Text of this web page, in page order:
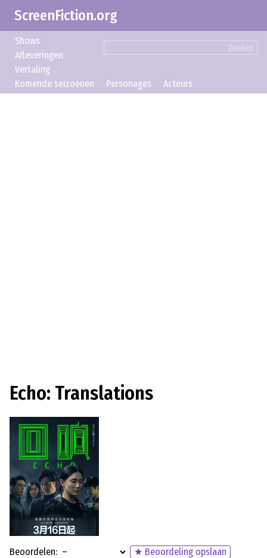
ScreenFiction.org
Zoeken
Shows
Afleveringen
Vertaling
Komende seizoenen
Personages Acteurs
Echo: Translations
Beoordelen:
★ Beoordeling opslaan